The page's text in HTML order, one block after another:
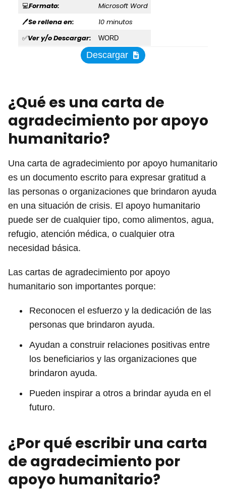
💻Formato: Microsoft Word
🖊Se rellena en: 10 minutos
✅Ver y/o Descargar: WORD
Descargar
¿Qué es una carta de
agradecimiento por apoyo
humanitario?
Una carta de agradecimiento por apoyo humanitario
es un documento escrito para expresar gratitud a
las personas o organizaciones que brindaron ayuda
en una situación de crisis. El apoyo humanitario
puede ser de cualquier tipo, como alimentos, agua,
refugio, atención médica, o cualquier otra
necesidad básica.
Las cartas de agradecimiento por apoyo
humanitario son importantes porque:
Reconocen el esfuerzo y la dedicación de las
personas que brindaron ayuda.
Ayudan a construir relaciones positivas entre
los beneficiarios y las organizaciones que
brindaron ayuda.
Pueden inspirar a otros a brindar ayuda en el
futuro.
¿Por qué escribir una carta
de agradecimiento por
apoyo humanitario?